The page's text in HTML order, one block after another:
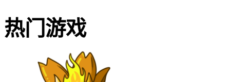
热门游戏